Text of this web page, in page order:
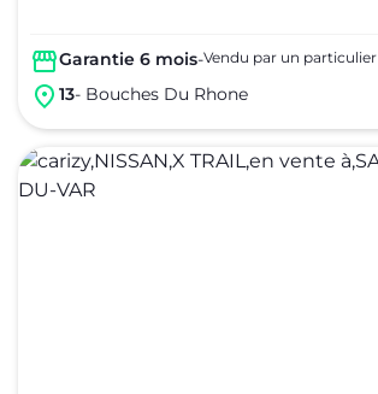
Garantie 6 mois-Vendu par un particulier
13- Bouches Du Rhone